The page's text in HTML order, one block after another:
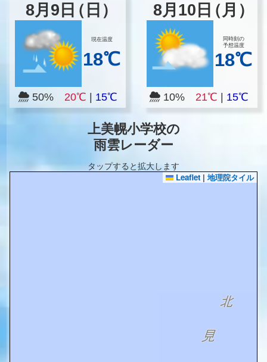
8月 9 日（日）
現在温度
18℃
50% 20℃ 15℃
8月 10 日（月）
同時刻の
予想温度
18℃
10% 21℃ 15℃
上美幌小学校の
雨雲レーダー
タップすると拡大します
Leaflet | 地理院タイル